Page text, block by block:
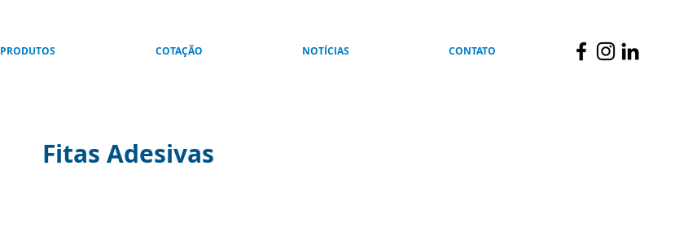
PRODUTOS COTAÇÃO NOTÍCIAS CONTATO
Fitas Adesivas